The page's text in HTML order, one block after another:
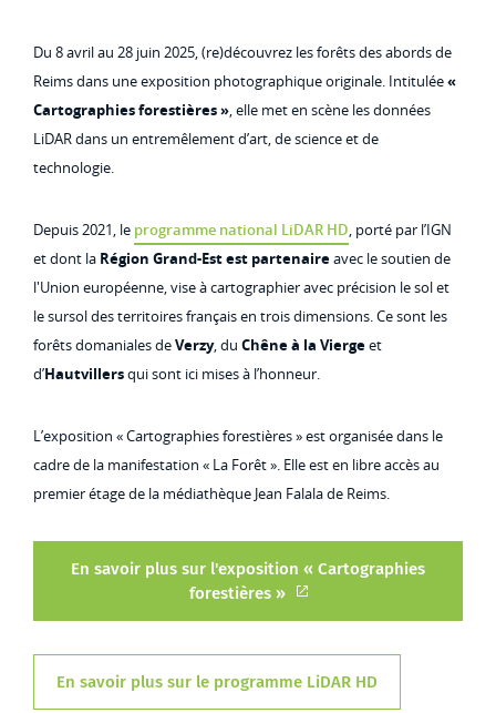
Du 8 avril au 28 juin 2025, (re)découvrez les forêts des abords de
Reims dans une exposition photographique originale. Intitulée«
Cartographies forestières », elle met en scène les données
LiDAR dans un entremêlement d’art, de science et de
technologie.
Depuis 2021, le programme national LiDAR HD, porté par l’IGN
et dont la Région Grand-Est est partenaireavec le soutien de
l'Union européenne, vise à cartographier avec précision le sol et
le sursol des territoires français en trois dimensions. Ce sont les
forêts domaniales deVerzy, du Chêne à la Viergeet
d’Hautvillersqui sont ici mises à l’honneur.
L’exposition « Cartographies forestières » est organisée dans le
cadre de la manifestation « La Forêt ». Elle est en libre accès au
premier étage de la médiathèque Jean Falala de Reims.
En savoir plus sur l'exposition « Cartographies
forestières »
En savoir plus sur le programme LiDAR HD